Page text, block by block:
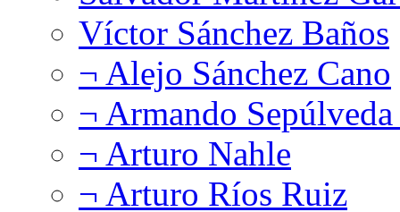
Víctor Sánchez Baños
¬ Alejo Sánchez Cano
¬ Armando
¬ Arturo Nahle
¬ Arturo Ríos Ruiz